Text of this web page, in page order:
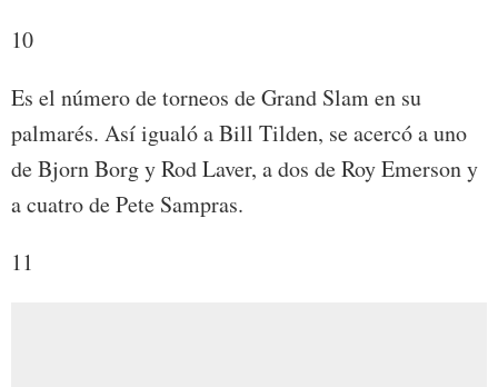
10
Es el número de torneos de Grand Slam en su
palmarés. Así igualó a Bill Tilden, se acercó a uno
de Bjorn Borg y Rod Laver, a dos de Roy Emerson y
a cuatro de Pete Sampras.
11